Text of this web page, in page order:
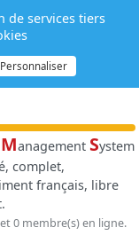
de
Management System
complet,
français, libre
0 membre(s) en ligne.
de services tiers
Personnaliser